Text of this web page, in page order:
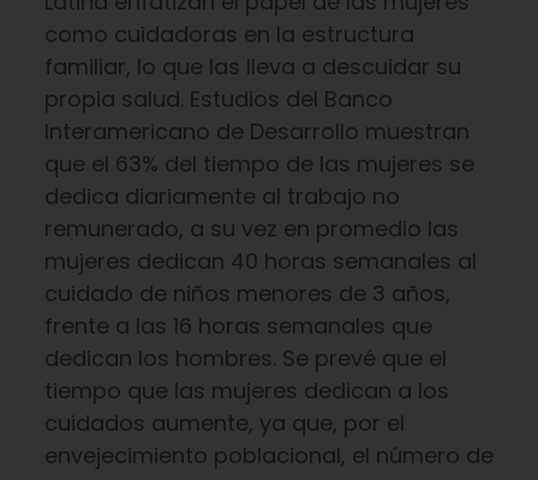
como cuidadoras en la estructura
familiar, lo que las lleva a descuidar su
propia salud. Estudios del Banco
Interamericano de Desarrollo muestran
que el 63% del tiempo de las mujeres se
dedica diariamente al trabajo no
remunerado, a su vez en promedio las
mujeres dedican 40 horas semanales al
cuidado de niños menores de 3 años,
frente a las 16 horas semanales que
dedican los hombres. Se prevé que el
tiempo que las mujeres dedican a los
cuidados aumente, ya que, por el
envejecimiento poblacional, el número de